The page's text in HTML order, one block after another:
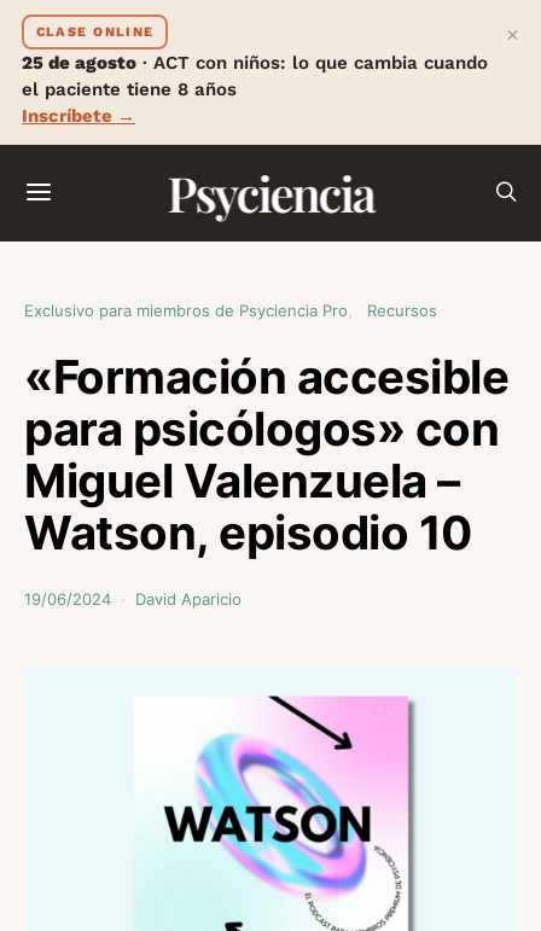
CLASE ONLINE
25 de agosto · ACT con niños: lo que cambia cuando
el paciente tiene 8 años
Inscríbete →
×
Psyciencia
Exclusivo para miembros de Psyciencia Pro Recursos
«Formación accesible
para psicólogos» con
Miguel Valenzuela –
Watson, episodio 10
19/06/2024 David Aparicio